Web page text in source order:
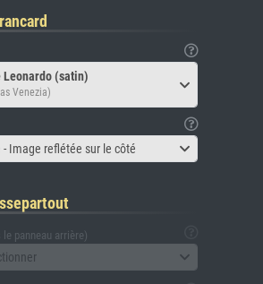
Leonardo (satin)
Venezia)
- Image reflétée sur le côté
panneau arrière)